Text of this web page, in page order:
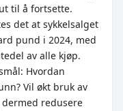
til å fortsette.
det at sykkelsalget
pund i 2024, med
av alle kjøp.
Hvordan
Vil økt bruk av
redusere